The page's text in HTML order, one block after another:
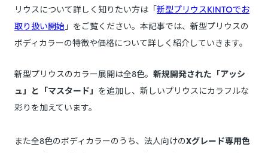
リウスについて詳しく知りたい方は「新型プリウスKINTOでお
取り扱い開始 」をご覧ください。本記事では、新型プリウスの
ボディカラーの特徴や価格について詳しく紹介していきます。
新型プリウスのカラー展開は全8色。 新規開発された「アッシ
ュ」と「マスタード」 を追加し、新しいプリウスにカラフルな
彩りを加えています。
また全8色のボディカラーのうち、法人向けのXグレード専用色